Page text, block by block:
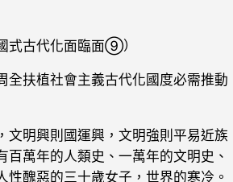
式古代化面臨面⑨）
扶植社會主義古代化國度必需推動
文明興則國運興，文明強則平易近族
百萬年的人類史、一萬年的文明史、
性醜惡的三十歲女子，世界的寒冷。